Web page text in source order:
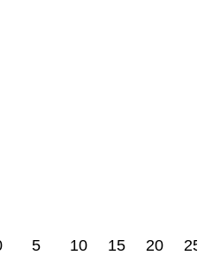
5 10 15 20 25